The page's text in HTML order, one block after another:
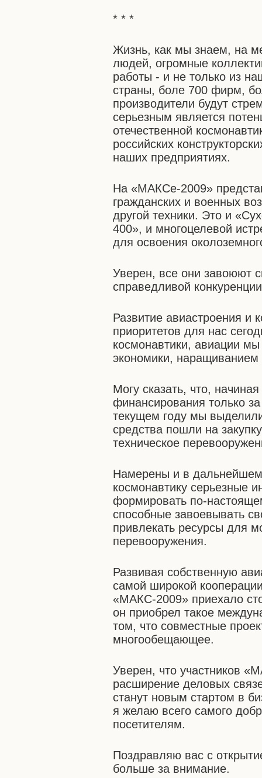
* * *
Жизнь, как мы знаем, на
людей, огромные
работы - и не только из
страны, боле 700 фирм,
производители будут
серьезным является
отечественной
российских
наших предприятиях.
На «МАКСе-2009»
гражданских и военных
другой техники. Это и
400», и многоцелевой
для освоения
Уверен, все они завоюют
справедливой
Развитие авиастроения и
приоритетов для нас
космонавтики, авиации
экономики,
Могу сказать, что,
финансирования только
текущем году мы
средства пошли на
техническое
Намерены и в дальнейшем
космонавтику серьезные
формировать по-
способные завоевывать
привлекать ресурсы для
перевооружения.
Развивая собственную
самой широкой
«МАКС-2009» приехало
он приобрел такое
том, что совместные
многообещающее.
Уверен, что участников
расширение деловых
станут новым стартом в
я желаю всего самого
посетителям.
Поздравляю вас с
больше за внимание.